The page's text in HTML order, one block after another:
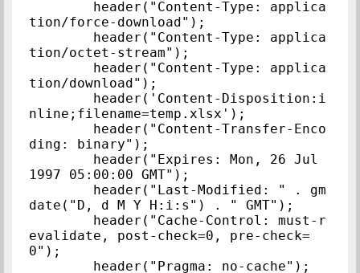
tion/force-download");
tion/octet-stream");
tion/download");
nline;filename=temp.xlsx');
ding: binary");
1997 05:00:00 GMT");
date("D, d M Y H:i:s") . " GMT");
evalidate, post-check=0, pre-check=
0");